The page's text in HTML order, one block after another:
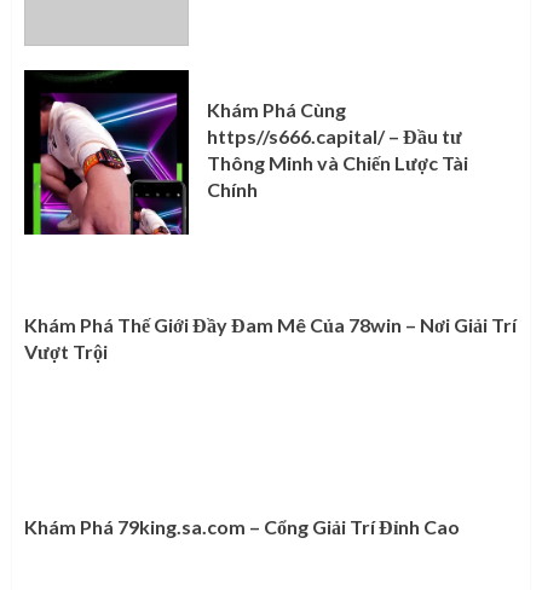
Khám Phá Cùng
https//s666.capital/ – Đầu tư
Thông Minh và Chiến Lược Tài
Chính
Khám Phá Thế Giới Đầy Đam Mê Của 78win – Nơi Giải Trí
Vượt Trội
Khám Phá 79king.sa.com – Cổng Giải Trí Đỉnh Cao